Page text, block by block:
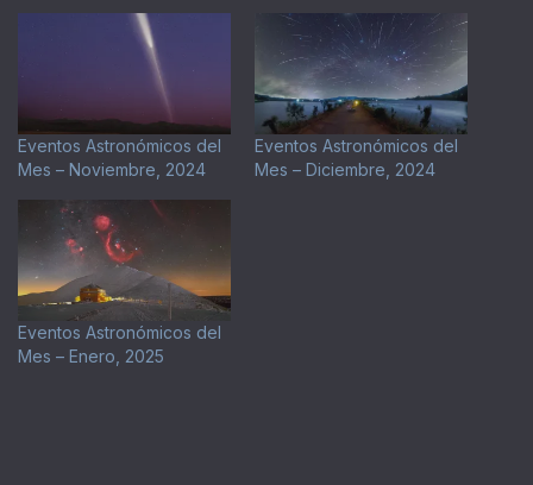
Eventos Astronómicos del
Mes – Noviembre, 2024
Eventos Astronómicos del
Mes – Diciembre, 2024
Eventos Astronómicos del
Mes – Enero, 2025